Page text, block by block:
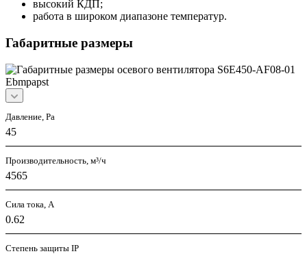
высокий КДП;
работа в широком диапазоне температур.
Габаритные размеры
Давление, Pa
45
Производительность, м³/ч
4565
Сила тока, А
0.62
Степень защиты IP